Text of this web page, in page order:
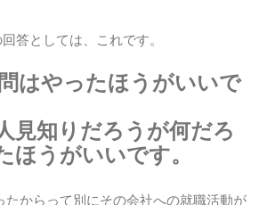
答としては、これです。
はやったほうがいいで
見知りだろうが何だろ
ほうがいいです。
たからって別にその会社への就職活動が